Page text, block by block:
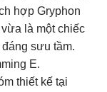
hợp Gryphon
là một chiếc
sưu tầm.
E.
thiết kế tại